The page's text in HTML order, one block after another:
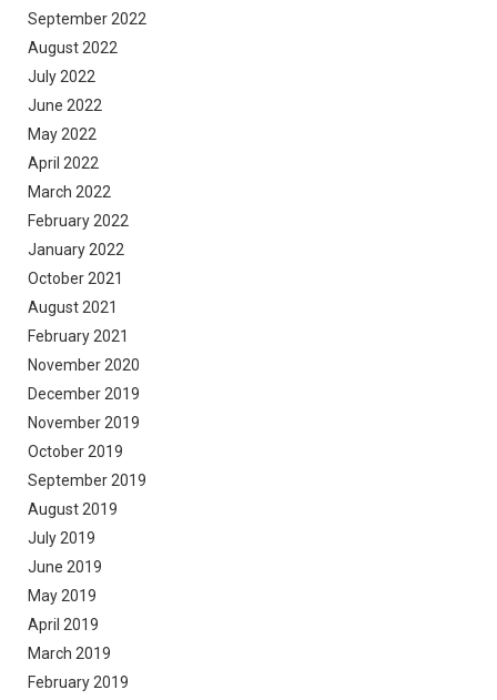
September 2022
August 2022
July 2022
June 2022
May 2022
April 2022
March 2022
February 2022
January 2022
October 2021
August 2021
February 2021
November 2020
December 2019
November 2019
October 2019
September 2019
August 2019
July 2019
June 2019
May 2019
April 2019
March 2019
February 2019